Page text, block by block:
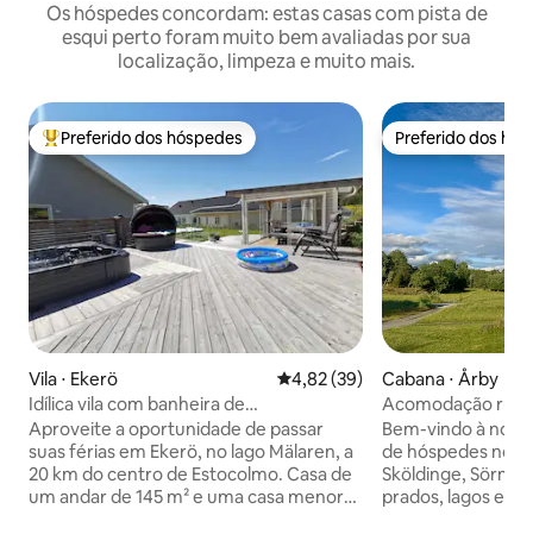
Os hóspedes concordam: estas casas com pista de
esqui perto foram muito bem avaliadas por sua
localização, limpeza e muito mais.
Entre os melhores preferidos dos hóspedes
Preferido dos hóspedes
Vila ⋅ Ekerö 4,82 de uma avaliação média
4,82 (39)
Idílica vila com banheira de
hidromassagem na pitoresca Ekerö
Aproveite a oportunidade de passar
suas férias em Ekerö, no lago Mälaren, a
20 km do centro de Estocolmo. Casa de
um andar de 145 m² e uma casa menor
Preferido dos
Preferido dos
Cabana ⋅ Årby
Acomodação
pitoresca
Bem-vindo à
de hóspedes no
Sköldinge,
prados, lagos e